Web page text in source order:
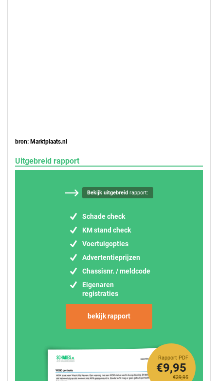
bron: Marktplaats.nl
Uitgebreid rapport
Bekijk uitgebreidrapport:
Schade check
KM stand check
Voertuigopties
Advertentieprijzen
Chassisnr. / meldcode
Eigenaren
registraties
bekijk rapport
Rapport PDF
€29,95
€9,95